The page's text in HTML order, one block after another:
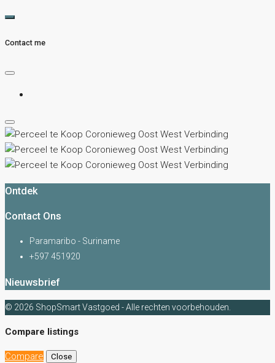
Contact me
Ontdek
Contact Ons
Paramaribo - Suriname
+597 451920
Nieuwsbrief
© 2026 ShopSmart Vastgoed - Alle rechten voorbehouden.
Compare listings
Compare Close